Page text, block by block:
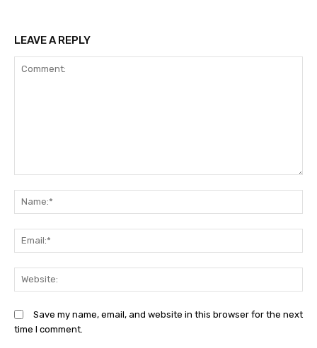
LEAVE A REPLY
Save my name, email, and website in this browser for the next
time I comment.